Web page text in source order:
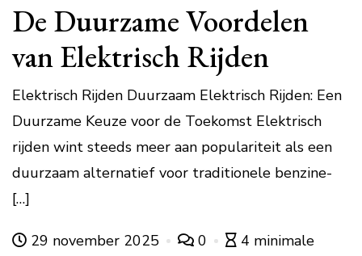
De Duurzame Voordelen
van Elektrisch Rijden
Elektrisch Rijden Duurzaam Elektrisch Rijden: Een
Duurzame Keuze voor de Toekomst Elektrisch
rijden wint steeds meer aan populariteit als een
duurzaam alternatief voor traditionele benzine-
[…]
29 november 2025 0
4 minimale